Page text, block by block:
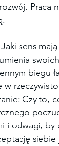
Praca
sens mają
biegu
Czy to,
i odwagi, by
siebie